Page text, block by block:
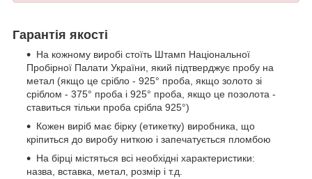
Гарантія якості
На кожному виробі стоїть Штамп Національної
Пробірної Палати України, який підтверджує пробу на
метал (якщо це срібло - 925° проба, якщо золото зі
сріблом - 375° проба і 925° проба, якщо це позолота -
ставиться тільки проба срібла 925°)
Кожен виріб має бірку (етикетку) виробника, що
кріпиться до виробу ниткою і запечатується пломбою
На бірці містяться всі необхідні характеристики:
назва, вставка, метал, розмір і т.д.